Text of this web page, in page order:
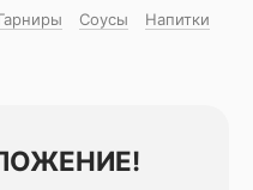
Соусы
Напитки